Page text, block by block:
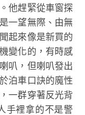
他趕緊從車窗探
一望無際、由無
起來像是新買的
變化的，有時感
叭，但喇叭發出
泊車口訣的魔性
一群穿著反光背
手裡拿的不是警